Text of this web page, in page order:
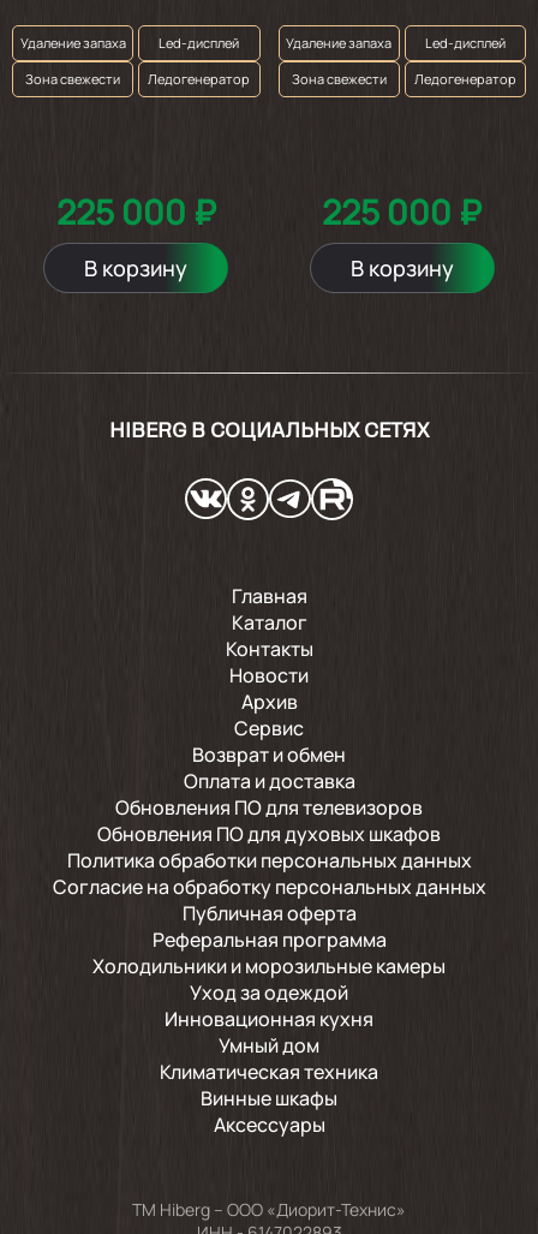
Удаление запаха
Led-дисплей
Зона свежести
Ледогенератор
225 000 ₽
В корзину
Удаление запаха
Led-дисплей
Зона свежести
Ледогенератор
225 000 ₽
В корзину
HIBERG В СОЦИАЛЬНЫХ СЕТЯХ
Главная
Каталог
Контакты
Новости
Архив
Сервис
Возврат и обмен
Оплата и доставка
Обновления ПО для телевизоров
Обновления ПО для духовых шкафов
Политика обработки персональных данных
Согласие на обработку персональных данных
Публичная оферта
Реферальная программа
Холодильники и морозильные камеры
Уход за одеждой
Инновационная кухня
Умный дом
Климатическая техника
Винные шкафы
Аксессуары
TM Hiberg – ООО «Диорит-Технис»